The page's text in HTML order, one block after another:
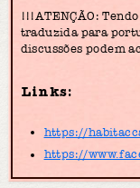
!!!ATENÇÃO:
traduzida para
discussões podem
Links:
https://
https://